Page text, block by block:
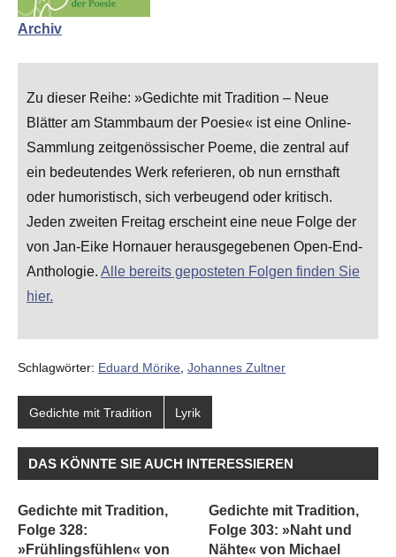
Archiv
Zu dieser Reihe: »Gedichte mit Tradition – Neue
Blätter am Stammbaum der Poesie« ist eine Online-
Sammlung zeitgenössischer Poeme, die zentral auf
ein bedeutendes Werk referieren, ob nun ernsthaft
oder humoristisch, sich verbeugend oder kritisch.
Jeden zweiten Freitag erscheint eine neue Folge der
von Jan-Eike Hornauer herausgegebenen Open-End-
Anthologie. Alle bereits geposteten Folgen finden Sie
hier.
Schlagwörter: Eduard Mörike Johannes Zultner
Gedichte mit Tradition Lyrik
DAS KÖNNTE SIE AUCH INTERESSIEREN
Gedichte mit Tradition,
Folge 328:
»Frühlingsfühlen« von
Gedichte mit Tradition,
Folge 303: »Naht und
Nähte« von Michael